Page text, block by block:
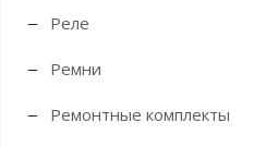
Реле
Ремни
Ремонтные комплекты